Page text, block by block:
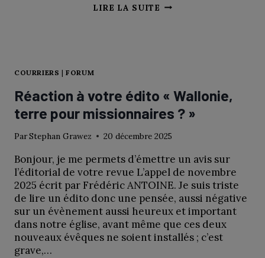
LIRE LA SUITE COMPRENDRE
COURRIERS |FORUM
Réaction à votre édito « Wallonie,
terre pour missionnaires ? »
ParStephan Grawez 20 décembre 2025
Bonjour, je me permets d’émettre un avis sur
l’éditorial de votre revue L’appel de novembre
2025 écrit par Frédéric ANTOINE. Je suis triste
de lire un édito donc une pensée, aussi négative
sur un évènement aussi heureux et important
dans notre église, avant même que ces deux
nouveaux évêques ne soient installés ; c’est
grave,…